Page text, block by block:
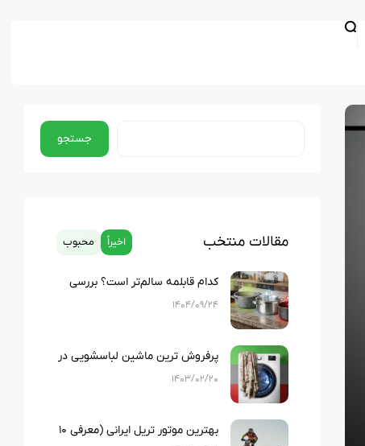
جستجو
مقالات منتخب اخیراً محبوب
کدام قابلمه سالم‌تر است؟ بررسی
کامل چدن، استیل، گرانیت و تفلون
۱۴۰۴/۰۹/۲۴
پرفروش ترین ماشین لباسشویی در
ایران
۱۴۰۳/۰۲/۲۰
بهترین موتور تریل ایرانی (معرفی ۱۰